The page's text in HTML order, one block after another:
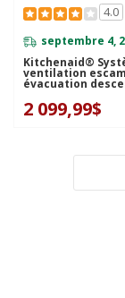
4.0
septembre 4,
Kitchenaid®
ventilation
évacuation
KXD4636YSS
2 099,99$